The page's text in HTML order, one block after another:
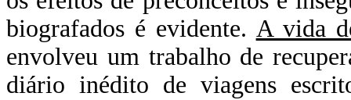
biografados é evidente. A vida
envolveu um trabalho de
diário inédito de viagens